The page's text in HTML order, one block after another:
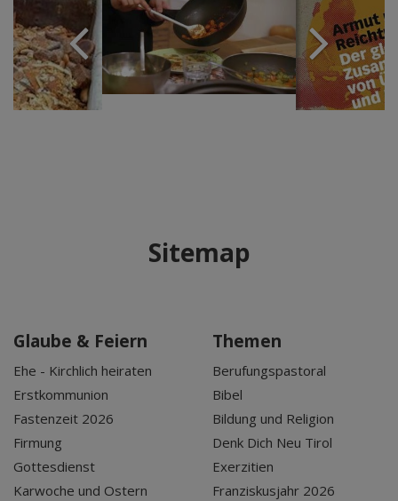
Sitemap
Glaube & Feiern
Ehe - Kirchlich heiraten
Erstkommunion
Fastenzeit 2026
Firmung
Gottesdienst
Karwoche und Ostern
Themen
Berufungspastoral
Bibel
Bildung und Religion
Denk Dich Neu Tirol
Exerzitien
Franziskusjahr 2026